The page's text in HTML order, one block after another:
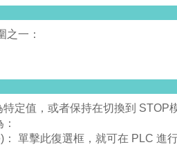
之一：
定值，或者保持在切換到 STOP
單擊此復選框，就可在 PLC 進